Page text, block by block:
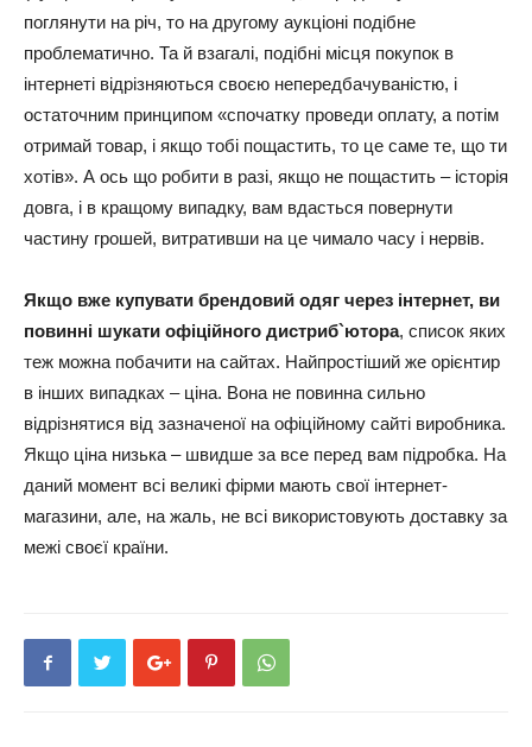
поглянути на річ, то на другому аукціоні подібне
проблематично. Та й взагалі, подібні місця покупок в
інтернеті відрізняються своєю непередбачуваністю, і
остаточним принципом «спочатку проведи оплату, а потім
отримай товар, і якщо тобі пощастить, то це саме те, що ти
хотів». А ось що робити в разі, якщо не пощастить – історія
довга, і в кращому випадку, вам вдасться повернути
частину грошей, витративши на це чимало часу і нервів.
Якщо вже купувати брендовий одяг через інтернет, ви
повинні шукати офіційного дистриб`ютора, список яких
теж можна побачити на сайтах. Найпростіший же орієнтир
в інших випадках – ціна. Вона не повинна сильно
відрізнятися від зазначеної на офіційному сайті виробника.
Якщо ціна низька – швидше за все перед вам підробка. На
даний момент всі великі фірми мають свої інтернет-
магазини, але, на жаль, не всі використовують доставку за
межі своєї країни.